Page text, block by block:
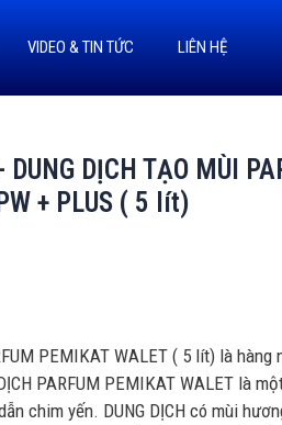
VIDEO & TIN TỨC LIÊN HỆ
DỊCH TẠO MÙI
+ PLUS ( 5 lít)
PEMIKAT WALET ( 5 lít) là hàng
PARFUM PEMIKAT WALET là
chim yến. DUNG DỊCH có mùi